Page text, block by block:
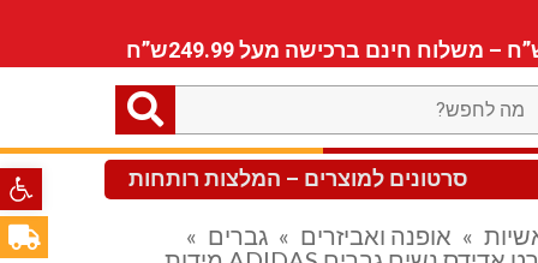
פתח
מה
סרטונים למוצרים – המלצות רותחות
» אופנה ואביזרים » גברים »